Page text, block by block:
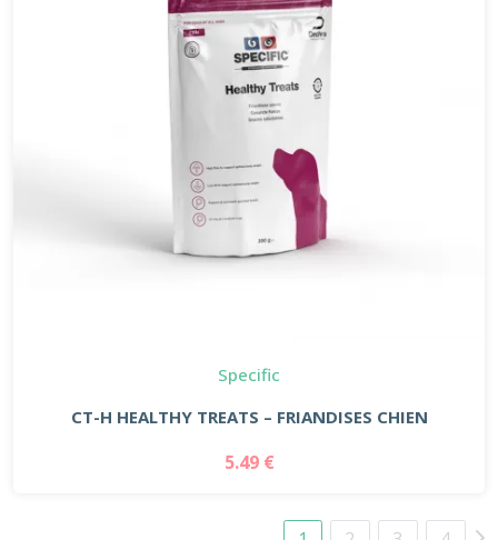
Specific
CT-H HEALTHY TREATS – FRIANDISES CHIEN
5.49 €